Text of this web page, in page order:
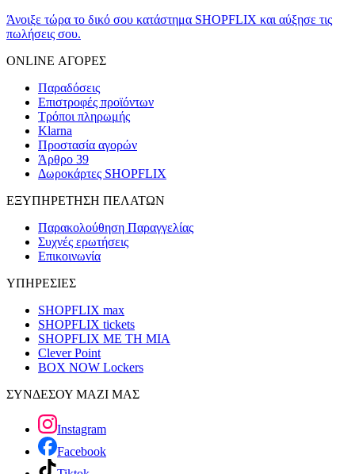
Άνοιξε τώρα το δικό σου κατάστημα SHOPFLIX και αύξησε τις
πωλήσεις σου.
ONLINE ΑΓΟΡΕΣ
Παραδόσεις
Επιστροφές προϊόντων
Τρόποι πληρωμής
Klarna
Προστασία αγορών
Άρθρο 39
Δωροκάρτες SHOPFLIX
ΕΞΥΠΗΡΕΤΗΣΗ ΠΕΛΑΤΩΝ
Παρακολούθηση Παραγγελίας
Συχνές ερωτήσεις
Επικοινωνία
ΥΠΗΡΕΣΙΕΣ
SHOPFLIX max
SHOPFLIX tickets
SHOPFLIX ΜΕ ΤΗ ΜΙΑ
Clever Point
BOX NOW Lockers
ΣΥΝΔΕΣΟΥ ΜΑΖΙ ΜΑΣ
Instagram
Facebook